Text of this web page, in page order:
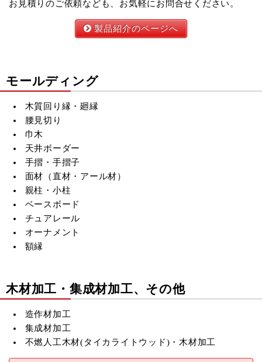
お見積りのご依頼なども、お気軽にお問合せください。
製品紹介のページへ
モールディング
木質回り縁・廻縁
腰見切り
巾木
天井ボーダー
手摺・手摺子
面材（直材・アール材）
親柱・小柱
ベースボード
チュアレール
オーナメント
額縁
木材加工・集成材加工、その他
造作材加工
集成材加工
不燃人工木材(タイカライトウッド)・木材加工